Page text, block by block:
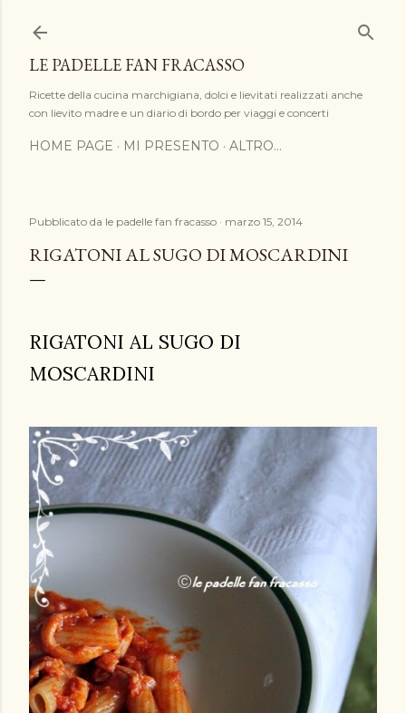
LE PADELLE FAN FRACASSO
Ricette della cucina marchigiana, dolci e lievitati realizzati anche
con lievito madre e un diario di bordo per viaggi e concerti
HOME PAGE MI PRESENTO ALTRO…
Pubblicato da le padelle fan fracasso marzo 15, 2014
RIGATONI AL SUGO DI MOSCARDINI
RIGATONI AL SUGO DI
MOSCARDINI